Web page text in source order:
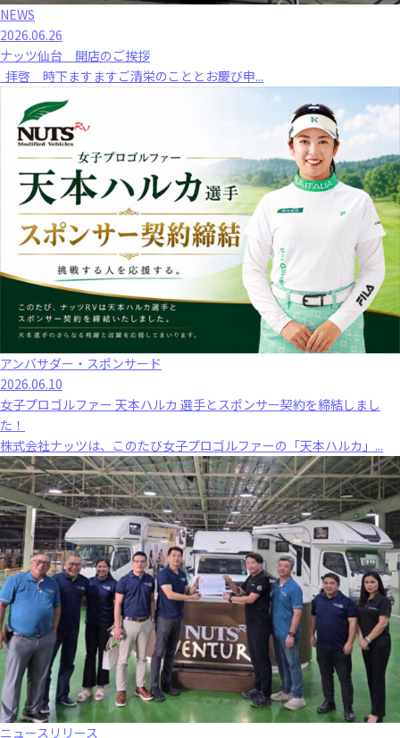
NEWS
2026.06.26
ナッツ仙台 開店のご挨拶
拝啓 時下ますますご清栄のこととお慶び申...
アンバサダー・スポンサード
2026.06.10
女子プロゴルファー 天本ハルカ 選手とスポンサー契約を締結しまし
た！
株式会社ナッツは、このたび女子プロゴルファーの「天本ハルカ」...
ニュースリリース